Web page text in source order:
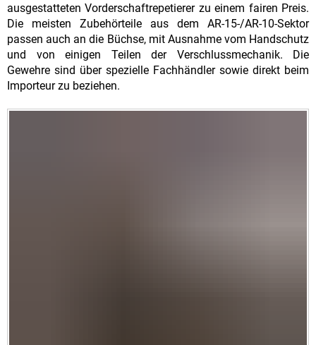
ausgestatteten Vorderschaftrepetierer zu einem fairen Preis.
Die meisten Zubehörteile aus dem AR-15-/AR-10-Sektor
passen auch an die Büchse, mit Ausnahme vom Handschutz
und von einigen Teilen der Verschlussmechanik. Die
Gewehre sind über spezielle Fachhändler sowie direkt beim
Importeur zu beziehen.